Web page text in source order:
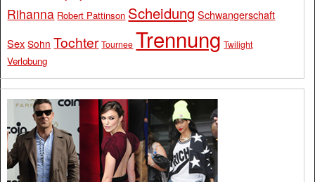
Rihanna Robert Pattinson Scheidung Schwangerschaft
Sex Sohn Tochter Tournee Trennung Twilight
Verlobung